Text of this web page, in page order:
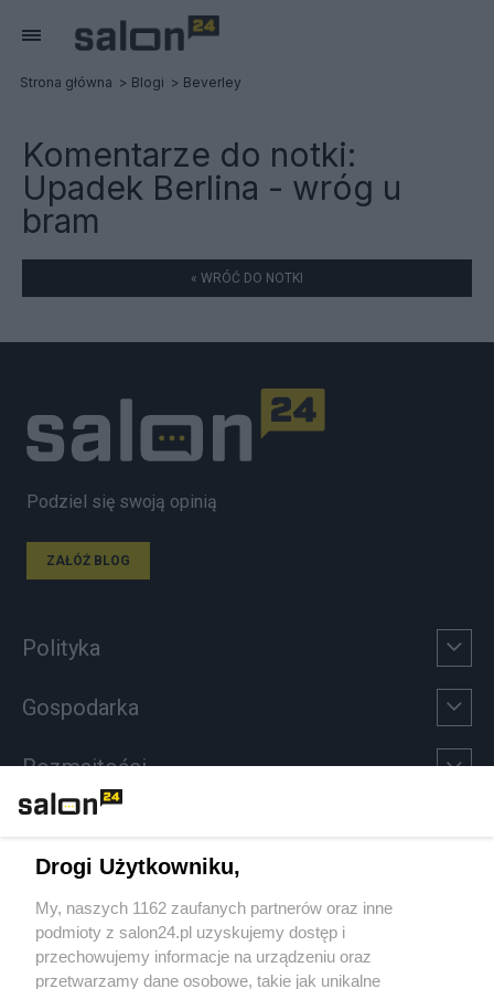
Strona główna Blogi Beverley
Komentarze do notki:
Upadek Berlina - wróg u
bram
« WRÓĆ DO NOTKI
Podziel się swoją opinią
ZAŁÓŻ BLOG
Polityka
Gospodarka
Rozmaitości
Sport
Społeczeństwo
Drogi Użytkowniku,
My, naszych 1162 zaufanych partnerów oraz inne
podmioty z salon24.pl uzyskujemy dostęp i
przechowujemy informacje na urządzeniu oraz
przetwarzamy dane osobowe, takie jak unikalne